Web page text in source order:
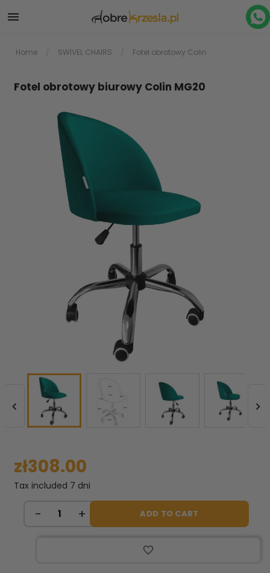

Home SWIVEL CHAIRS Fotel obrotowy Colin
Fotel obrotowy biurowy Colin MG20
 
zł308.00
Tax included 7 dni
ADD TO CART
favorite_border